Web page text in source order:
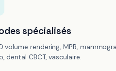
spécialisés
volume rendering, MPR,
dental CBCT, vasculaire.